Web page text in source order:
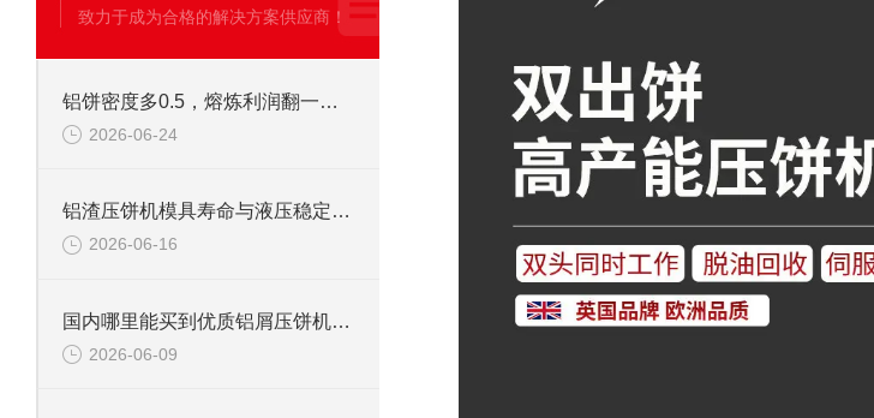
致力于成为合格的解决方案供应商！
铝饼密度多0.5，熔炼利润翻一番：为什么懂行的都选恩派特压饼机？
2026-06-24
铝渣压饼机模具寿命与液压稳定性的深度解析，为什么恩派特更耐用？
2026-06-16
国内哪里能买到优质铝屑压饼机？这家国产品牌值得重点关注
2026-06-09